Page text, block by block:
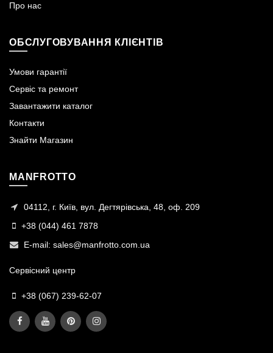
Про нас
ОБСЛУГОВУВАННЯ КЛІЄНТІВ
Умови гарантії
Сервіс та ремонт
Завантажити каталог
Контакти
Знайти Магазин
MANFROTTO
04112, г. Київ, вул. Дегтярівська, 48, оф. 209
+38 (044) 461 7878
E-mail: sales@manfrotto.com.ua
Сервісний центр
+38 (067) 239-62-07